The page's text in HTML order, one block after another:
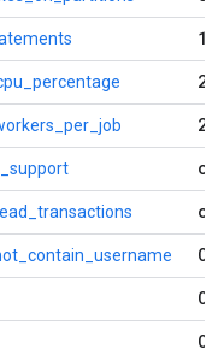
20
2
on